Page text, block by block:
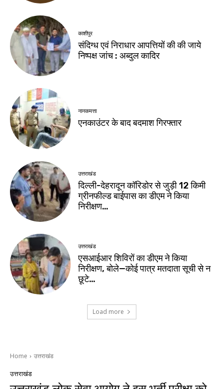
काशीपुर
संदिग्ध एवं निराधार आपत्तियों की की जाये
निष्पक्ष जांच : अब्दुल कादिर
नानकमत्ता
एनकाउंटर के बाद बदमाश गिरफ्तार
उत्तराखंड
दिल्ली-देहरादून कॉरिडोर से जुड़ी 12 किमी
ग्रीनफील्ड बाईपास का डीएम ने किया
निरीक्षण…
उत्तराखंड
एसआईआर शिविरों का डीएम ने किया
निरीक्षण, बोले—कोई पात्र मतदाता सूची से न
छूटे…
Load more